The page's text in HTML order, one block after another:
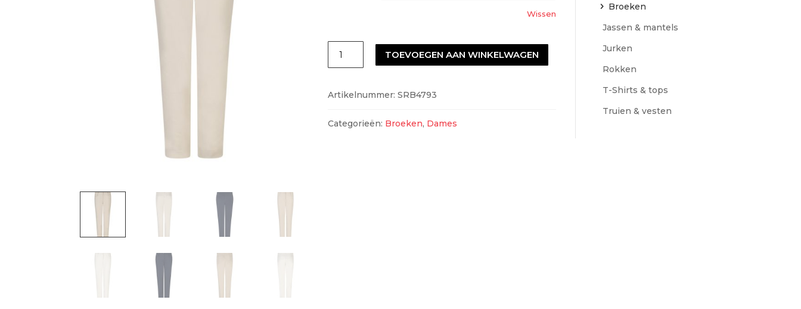
Wissen
Red
Button
aantal
TOEVOEGEN AAN WINKELWAGEN
Artikelnummer: SRB4793
Categorieën: Broeken, Dames
Broeken
Jassen & mantels
Jurken
Rokken
T-Shirts & tops
Truien & vesten